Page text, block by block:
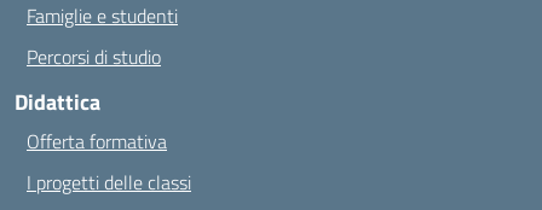
Famiglie e studenti
Percorsi di studio
Didattica
Offerta formativa
I progetti delle classi